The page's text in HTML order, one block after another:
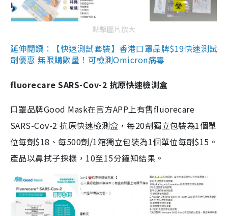
點擊圖片放大
延伸閱讀：【快速測試套裝】香港口罩品牌$19快速測試
劑優惠 無限購數量！可檢測Omicron病毒
fluorecare SARS-Cov-2 抗原快速檢測盒
口罩品牌Good Mask在官方APP上有售fluorecare
SARS-Cov-2 抗原快速檢測盒，每20劑獨立包裝為1個單
位每劑$18、每500劑/1箱獨立包裝為1個單位每劑$15。
產品以鼻拭子採樣，10至15分鐘知結果。